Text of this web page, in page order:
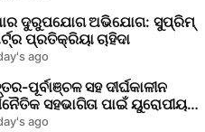
ଦୁରୁପଯୋଗ ଅଭିଯୋଗ: ସୁପ୍ରିମ୍
ପ୍ରତିକ୍ରିୟା ଚାହିଦା
ago
ପୂର୍ବାଞ୍ଚଳ ସହ ଦୀର୍ଘକାଳୀନ
ସହଭାଗିତା ପାଇଁ ୟୁରୋପୀୟ
ଆଶା
ago